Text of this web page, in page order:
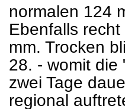
normalen 124
Ebenfalls
mm. Trocken
28. - womit die
zwei Tage
regional